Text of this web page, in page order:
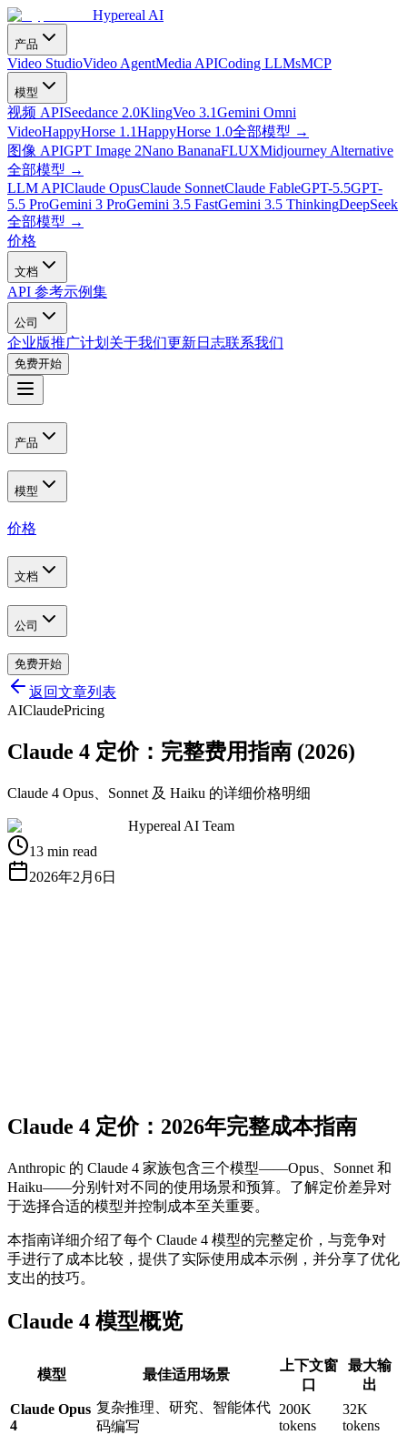
Hypereal AI
产品
Video StudioVideo AgentMedia APICoding LLMsMCP
模型
视频 APISeedance 2.0KlingVeo 3.1Gemini Omni
VideoHappyHorse 1.1HappyHorse 1.0全部模型 →
图像 APIGPT Image 2Nano BananaFLUXMidjourney Alternative
全部模型 →
LLM APIClaude OpusClaude SonnetClaude FableGPT-5.5GPT-
5.5 ProGemini 3 ProGemini 3.5 FastGemini 3.5 ThinkingDeepSeek
全部模型 →
价格
文档
API 参考示例集
公司
企业版推广计划 关于我们更新日志联系我们
免费开始
产品
模型
价格
文档
公司
免费开始
返回文章列表
AIClaudePricing
Claude 4 定价：完整费用指南 (2026)
Claude 4 Opus、Sonnet 及 Haiku 的详细价格明细
Hypereal AI Team
13 min read
2026年2月6日
Claude 4 定价：2026年完整成本指南
Anthropic 的 Claude 4 家族包含三个模型——Opus、Sonnet 和
Haiku——分别针对不同的使用场景和预算。了解定价差异对
于选择合适的模型并控制成本至关重要。
本指南详细介绍了每个 Claude 4 模型的完整定价，与竞争对
手进行了成本比较，提供了实际使用成本示例，并分享了优化
支出的技巧。
Claude 4 模型概览
模型 最佳适用场景
上下文窗
口
最大输
出
Claude Opus
4
复杂推理、研究、智能体代
码编写
200K
tokens
32K
tokens